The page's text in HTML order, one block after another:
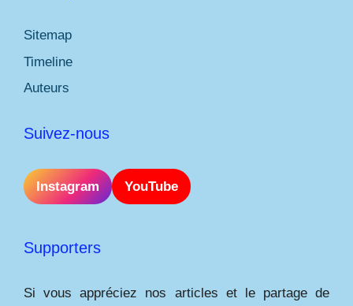
Sitemap
Timeline
Auteurs
Suivez-nous
Instagram YouTube
Supporters
Si vous appréciez nos articles et le partage de